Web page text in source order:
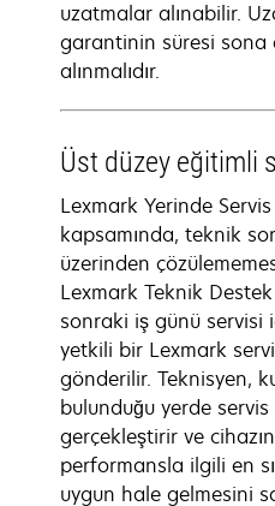
uzatmalar alınabilir.
garantinin süresi sona
alınmalıdır.
Üst düzey eğitimli
Lexmark Yerinde
kapsamında, teknik
üzerinden
Lexmark Teknik
sonraki iş günü servisi
yetkili bir Lexmark
gönderilir. Teknisyen,
bulunduğu yerde
gerçekleştirir ve
performansla ilgili en
uygun hale gelmesini